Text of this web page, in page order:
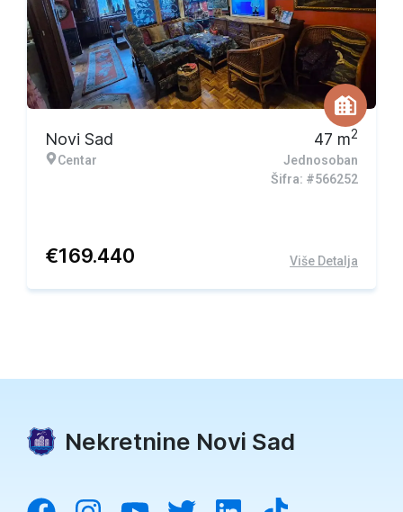
Ekskluzivna ponuda
Novi Sad
Centar
47 m2
Jednosoban
Šifra: #566252
€169.440 Više Detalja
Nekretnine Novi Sad